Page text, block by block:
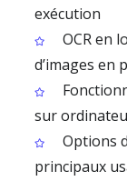
exécution
OCR en
d’images en
sur
Options
principaux